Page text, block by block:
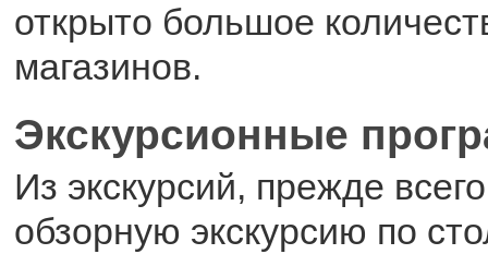
открыто большое
магазинов.
Экскурсионные
Из экскурсий, прежде
обзорную экскурсию по